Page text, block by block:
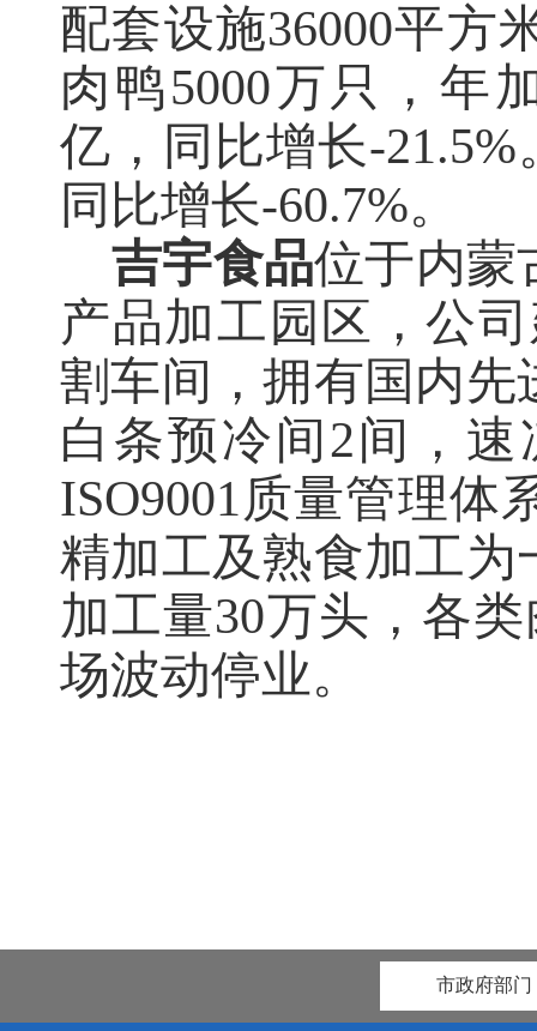
配套设施36000平方
肉鸭5000万只，年
亿，同比增长-
同比增长-60.7%。
吉宇食品位于内蒙
产品加工园区，公
割车间，拥有国内
白条预冷间2间，速
ISO9001质量管理体
精加工及熟食加工
加工量30万头， 各
场波动停业。
市政府部门